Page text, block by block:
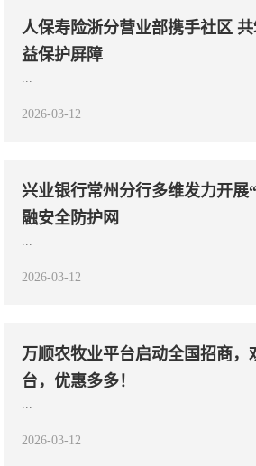
人保寿险浙分营业部携手社区
益保护屏障
...
2026-03-12
兴业银行常州分行多维发力开展
融安全防护网
...
2026-03-12
万顺农牧业平台启动全国招商，
台，优惠多多！
...
2026-03-12